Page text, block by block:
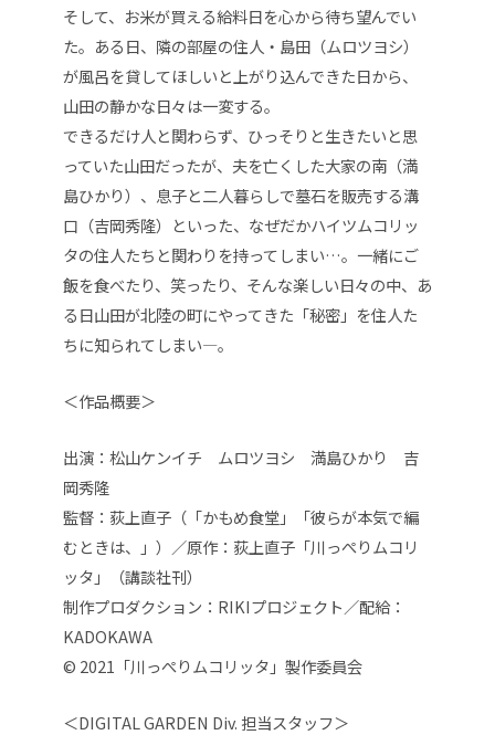
そして、お米が買える給料日を心から待ち望んでい
た。ある日、隣の部屋の住人・島田（ムロツヨシ）
が風呂を貸してほしいと上がり込んできた日から、
山田の静かな日々は一変する。
できるだけ人と関わらず、ひっそりと生きたいと思
っていた山田だったが、夫を亡くした大家の南（満
島ひかり）、息子と二人暮らしで墓石を販売する溝
口（吉岡秀隆）といった、なぜだかハイツムコリッ
タの住人たちと関わりを持ってしまい…。一緒にご
飯を食べたり、笑ったり、そんな楽しい日々の中、あ
る日山田が北陸の町にやってきた「秘密」を住人た
ちに知られてしまい―。
＜作品概要＞
出演：松山ケンイチ ムロツヨシ 満島ひかり 吉
岡秀隆
監督：荻上直子（「かもめ食堂」「彼らが本気で編
むときは、」）／原作：荻上直子「川っぺりムコリ
ッタ」（講談社刊）
制作プロダクション：RIKIプロジェクト／配給：
KADOKAWA
© 2021「川っぺりムコリッタ」製作委員会
＜DIGITAL GARDEN Div. 担当スタッフ＞